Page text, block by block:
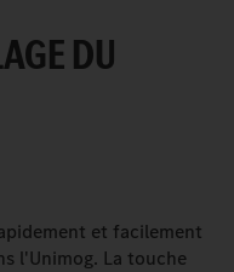
DU
et facilement
l'Unimog. La touche